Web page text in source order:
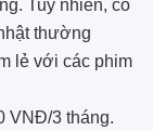
Tuy nhiên, có
thường
lẻ với các phim
VNĐ/3 tháng.